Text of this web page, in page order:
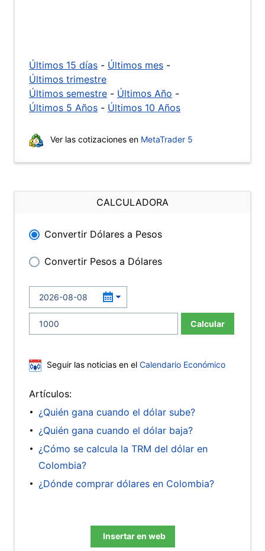
Últimos 15 días - Últimos mes -
Últimos trimestre
Últimos semestre - Últimos Año -
Últimos 5 Años - Últimos 10 Años
Ver las cotizaciones en MetaTrader 5
CALCULADORA
Convertir Dólares a Pesos
Convertir Pesos a Dólares
Calcular
Seguir las noticias en el Calendario Económico
Artículos:
¿Quién gana cuando el dólar sube?
¿Quién gana cuando el dólar baja?
¿Cómo se calcula la TRM del dólar en
Colombia?
¿Dónde comprar dólares en Colombia?
Insertar en web